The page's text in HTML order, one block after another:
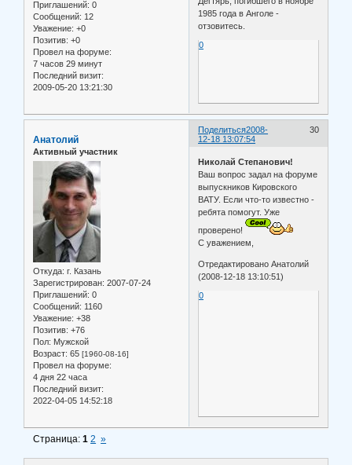
Приглашений: 0
Сообщений: 12
Уважение: +0
Позитив: +0
Провел на форуме:
7 часов 29 минут
Последний визит:
2009-05-20 13:21:30
1985 года в Анголе -
отзовитесь.
0
Поделиться 30
2008-
12-18 13:07:54
Анатолий
Активный участник
Откуда: г. Казань
Зарегистрирован: 2007-07-24
Приглашений: 0
Сообщений: 1160
Уважение: +38
Позитив: +76
Пол: Мужской
Возраст: 65 [1960-08-16]
Провел на форуме:
4 дня 22 часа
Последний визит:
2022-04-05 14:52:18
Николай Степанович!
Ваш вопрос задал на форуме
выпускников Кировского
ВАТУ. Если что-то известно -
ребята помогут. Уже
проверено!
С уважением,
Отредактировано Анатолий
(2008-12-18 13:10:51)
0
Страница:1 2 »